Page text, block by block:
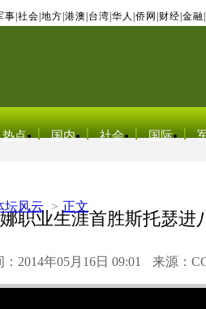
事 社会 地方 港澳 台湾 华人 侨网 财经 金融
热点 国内 社会 国际
坛风云 > 正文
职业生涯首胜斯托瑟进
2014年05月16日 09:01 来源：